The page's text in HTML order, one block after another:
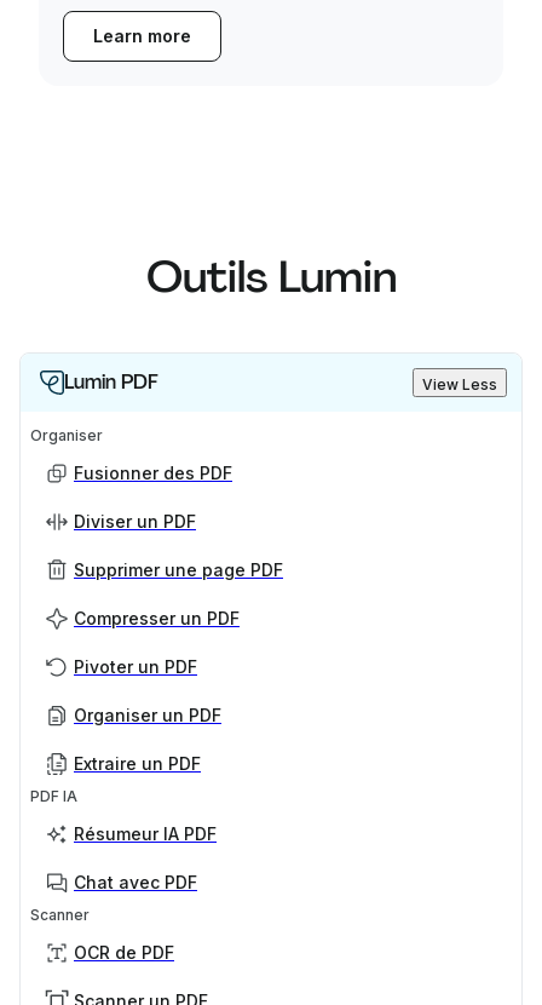
Learn more
Outils Lumin
Lumin PDF View Less
Organiser
Fusionner des PDF
Diviser un PDF
Supprimer une page PDF
Compresser un PDF
Pivoter un PDF
Organiser un PDF
Extraire un PDF
PDF IA
Résumeur IA PDF
Chat avec PDF
Scanner
OCR de PDF